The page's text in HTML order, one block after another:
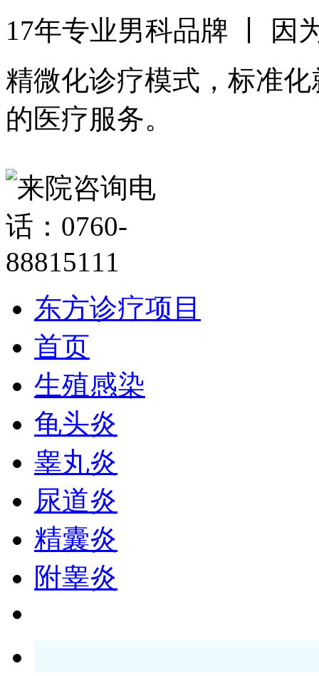
17年专业男科品牌 丨 因
精微化诊疗模式，标准
的医疗服务。
东方诊疗项目
首页
生殖感染
龟头炎
睾丸炎
尿道炎
精囊炎
附睾炎